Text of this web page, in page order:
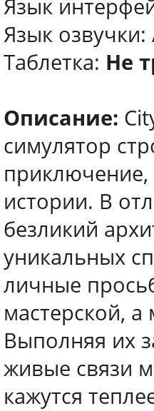
Язык
Язык озвучки:
Таблетка: Не
Описание:
симулятор
приключение,
истории. В
безликий
уникальных
личные
мастерской,
Выполняя их
живые связи
кажутся